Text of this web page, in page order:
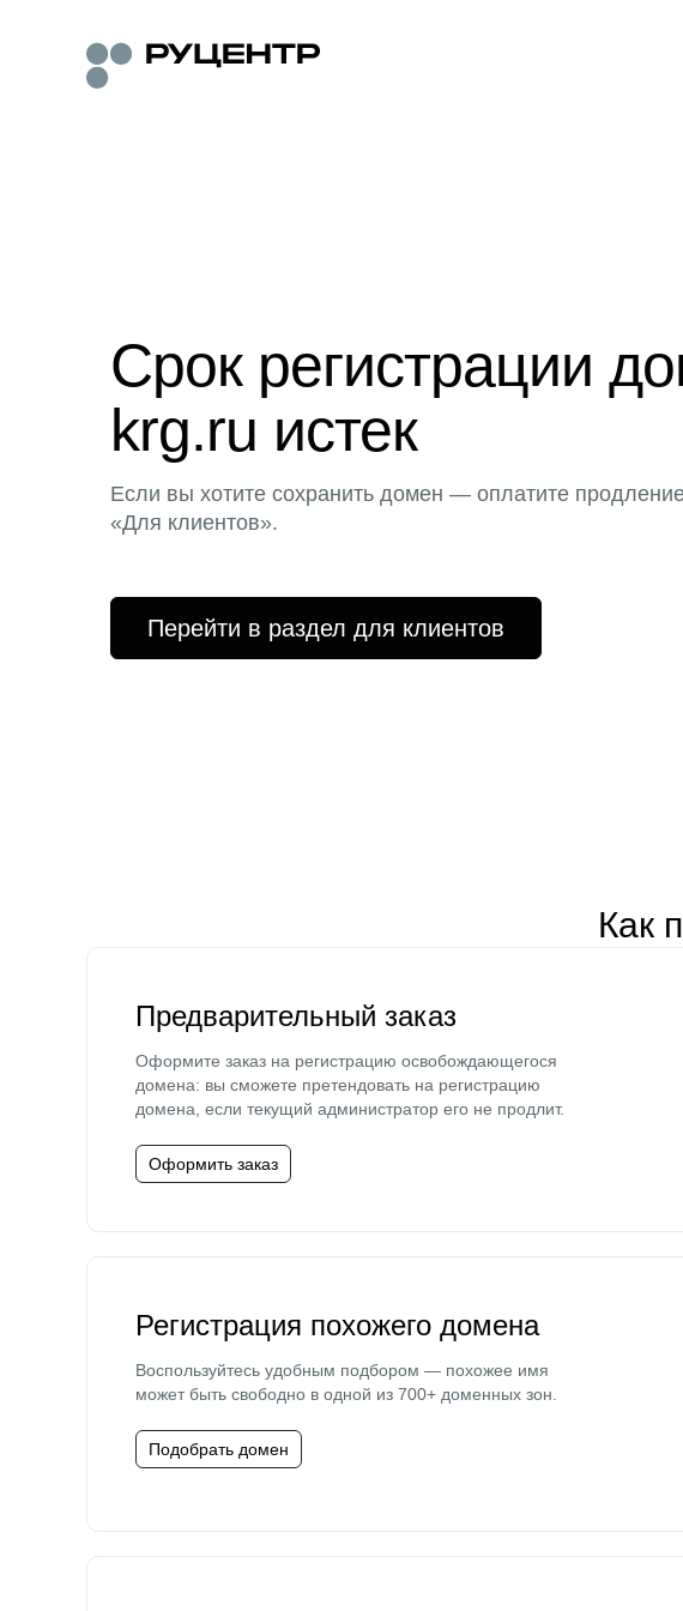
Срок регистрации
krg.ru истек
Если вы хотите сохранить домен — оплатите
«Для клиентов».
Перейти в раздел для клиентов
Как
Предварительный заказ
Оформите заказ на регистрацию освобождающегося
домена: вы сможете претендовать на регистрацию
домена, если текущий администратор его не продлит.
Оформить заказ
Регистрация похожего домена
Воспользуйтесь удобным подбором — похожее имя
может быть свободно в одной из 700+ доменных зон.
Подобрать домен